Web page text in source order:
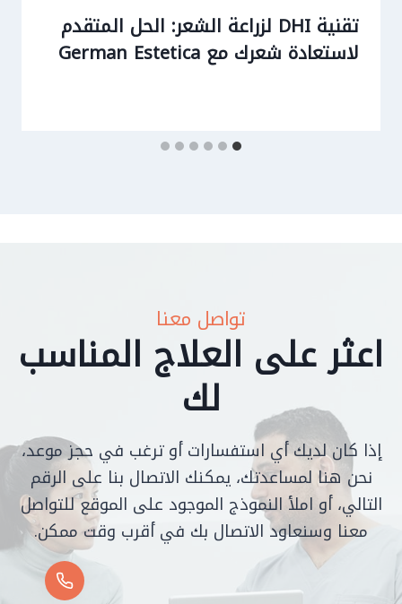
تقنية DHI لزراعة الشعر: الحل المتقدم
لاستعادة شعرك مع German Estetica
تواصل معنا
اعثر على العلاج المناسب
لك
إذا كان لديك أي استفسارات أو ترغب في حجز موعد،
نحن هنا لمساعدتك، يمكنك الاتصال بنا على الرقم
التالي، أو املأ النموذج الموجود على الموقع للتواصل
معنا وسنعاود الاتصال بك في أقرب وقت ممكن.